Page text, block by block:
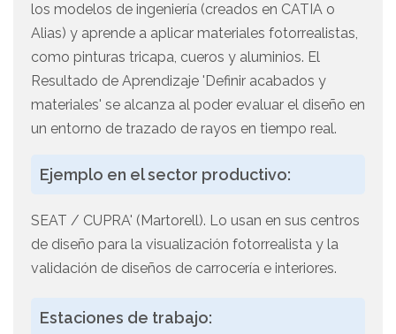
los modelos de ingeniería (creados en CATIA o
Alias) y aprende a aplicar materiales fotorrealistas,
como pinturas tricapa, cueros y aluminios. El
Resultado de Aprendizaje 'Definir acabados y
materiales' se alcanza al poder evaluar el diseño en
un entorno de trazado de rayos en tiempo real.
Ejemplo en el sector productivo:
SEAT / CUPRA' (Martorell). Lo usan en sus centros
de diseño para la visualización fotorrealista y la
validación de diseños de carrocería e interiores.
Estaciones de trabajo: